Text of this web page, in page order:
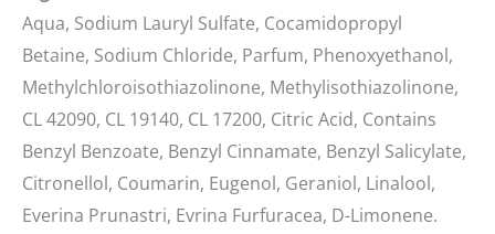
Aqua, Sodium Lauryl Sulfate, Cocamidopropyl
Betaine, Sodium Chloride, Parfum, Phenoxyethanol,
Methylchloroisothiazolinone, Methylisothiazolinone,
CL 42090, CL 19140, CL 17200, Citric Acid, Contains
Benzyl Benzoate, Benzyl Cinnamate, Benzyl Salicylate,
Citronellol, Coumarin, Eugenol, Geraniol, Linalool,
Everina Prunastri, Evrina Furfuracea, D-Limonene.